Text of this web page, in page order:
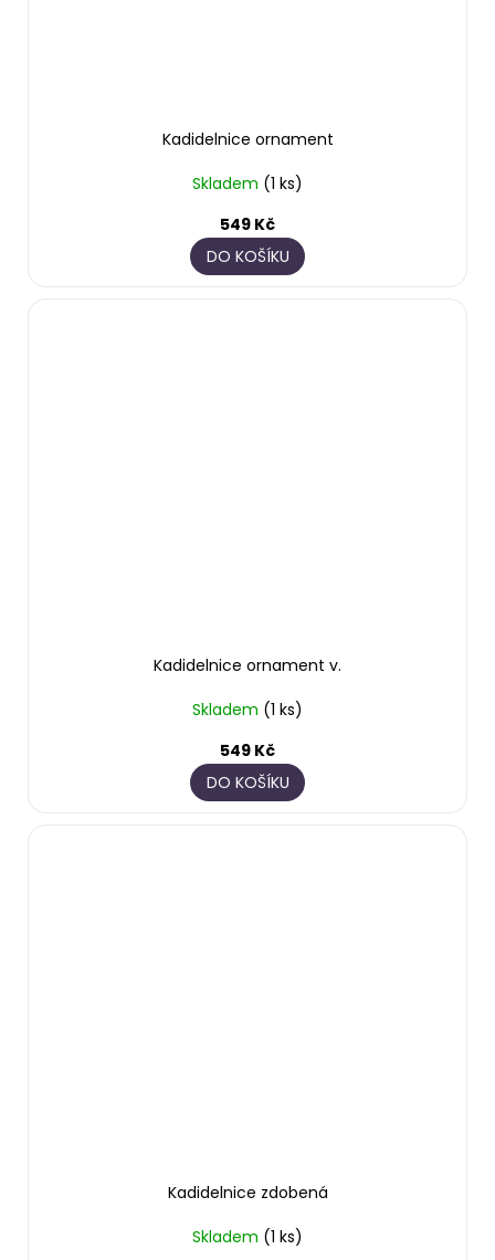
Kadidelnice ornament
Skladem (1 ks)
549 Kč
DO KOŠÍKU
Kadidelnice ornament v.
Skladem (1 ks)
549 Kč
DO KOŠÍKU
Kadidelnice zdobená
Skladem (1 ks)